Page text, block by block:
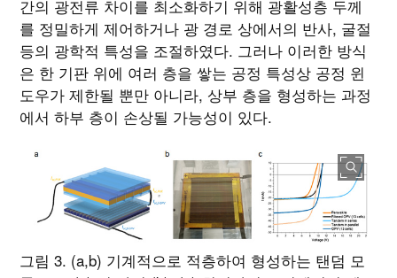
간의 광전류 차이를 최소화하기 위해 광활성층 두께
를 정밀하게 제어하거나 광 경로 상에서의 반사, 굴절
등의 광학적 특성을 조절하였다. 그러나 이러한 방식
은 한 기판 위에 여러 층을 쌓는 공정 특성상 공정 윈
도우가 제한될 뿐만 아니라, 상부 층을 형성하는 과정
에서 하부 층이 손상될 가능성이 있다.
그림 3. (a,b) 기계적으로 적층하여 형성하는 탠덤 모